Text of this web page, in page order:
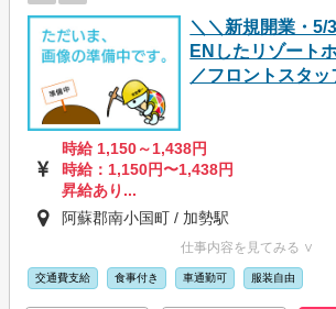
＼＼新規開業・5/
ENしたリゾート
／フロントスタ
時給 1,150～1,438円
時給：1,150円〜1,438円
昇給あり...
阿蘇郡南小国町 / 加勢駅
仕事内容を見てみる ∨
交通費支給 食事付き 車通勤可 服装自由